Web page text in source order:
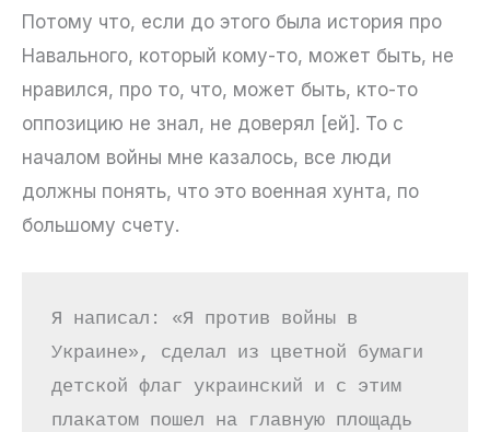
Потому что, если до этого была история про
Навального, который кому-то, может быть, не
нравился, про то, что, может быть, кто-то
оппозицию не знал, не доверял [ей]. То с
началом войны мне казалось, все люди
должны понять, что это военная хунта, по
большому счету.
Я написал: «Я против войны в
Украине», сделал из цветной бумаги
детской флаг украинский и с этим
плакатом пошел на главную площадь